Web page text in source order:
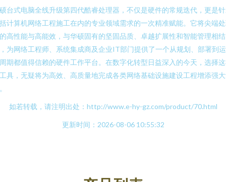
台式电脑全线升级第四代酷睿处理器，不仅是硬件的常规迭代，更是
计算机网络工程施工在内的专业领域需求的一次精准赋能。它将尖端
高性能与高能效，与华硕固有的坚固品质、卓越扩展性和智能管理相结
为网络工程师、系统集成商及企业IT部门提供了一个从规划、部署到
期都值得信赖的硬件工作平台。在数字化转型日益深入的今天，选择
具，无疑将为高效、高质量地完成各类网络基础设施建设工程增添强
如若转载，请注明出处：http://www.e-hy-gz.com/product/70.html
更新时间：2026-08-06 10:55:32